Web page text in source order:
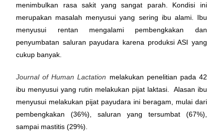
menimbulkan rasa sakit yang sangat parah. Kondisi ini
merupakan masalah menyusui yang sering ibu alami. Ibu
menyusui rentan mengalami pembengkakan dan
penyumbatan saluran payudara karena produksi ASI yang
cukup banyak.
Journal of Human Lactation melakukan penelitian pada 42
ibu menyusui yang rutin melakukan pijat laktasi. Alasan ibu
menyusui melakukan pijat payudara ini beragam, mulai dari
pembengkakan (36%), saluran yang tersumbat (67%),
sampai mastitis (29%).